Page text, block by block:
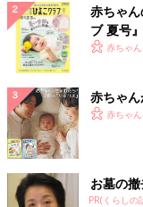
赤ちゃ
ブ 夏号
く！ お
赤ちゃ
赤ちゃん
赤ちゃ
お墓の
PR(くらしの